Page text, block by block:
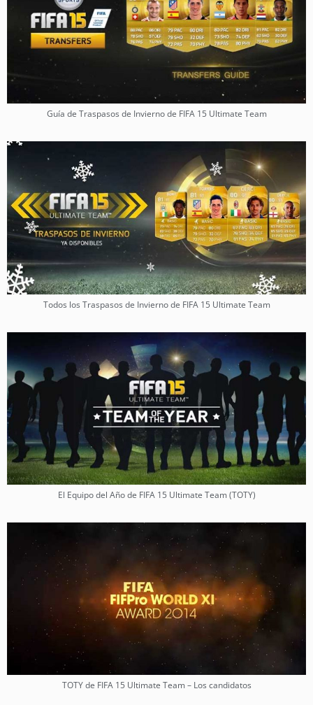
Guía de Traspasos de Invierno de FIFA 15 Ultimate Team
Todos los Traspasos de Invierno de FIFA 15 Ultimate Team
El Equipo del Año de FIFA 15 Ultimate Team (TOTY)
TOTY de FIFA 15 Ultimate Team – Los candidatos